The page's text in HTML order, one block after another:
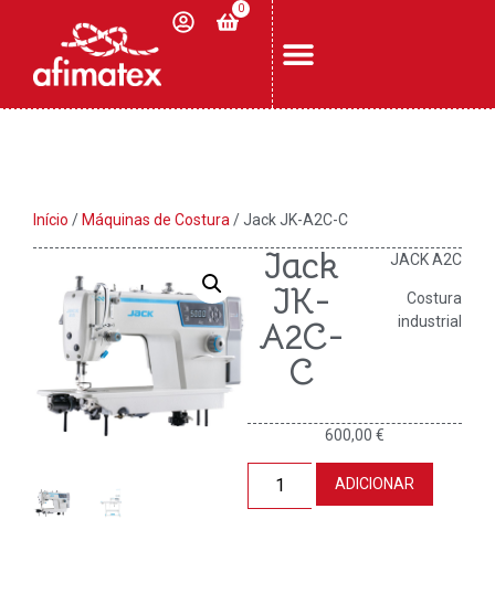
0
Início / Máquinas de Costura / Jack JK-A2C-C
Jack
JK-
A2C-
C
JACK A2C
Costura
industrial
600,00 €
ADICIONAR